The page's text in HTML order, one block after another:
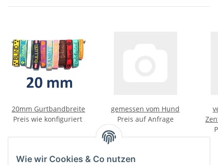
20mm Gurtbandbreite
Preis wie konfiguriert
gemessen vom Hund
Preis auf Anfrage
Wie wir Cookies & Co nutzen